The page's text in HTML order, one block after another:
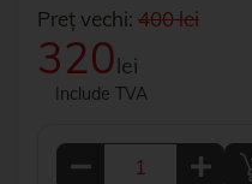
Preț vechi: 400 lei
320lei
Include TVA